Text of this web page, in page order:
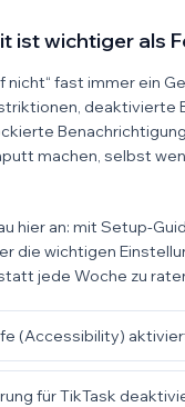
ist wichtiger als
nicht“ fast immer ein
deaktivierte
machen, selbst
hier an: mit Setup-
die wichtigen
jede Woche zu
(Accessibility)
für TikTask